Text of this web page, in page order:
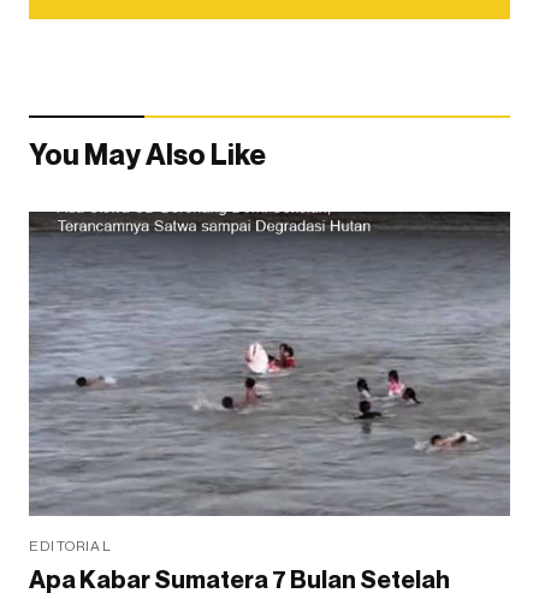
You May Also Like
EDITORIAL
Apa Kabar Sumatera 7 Bulan Setelah